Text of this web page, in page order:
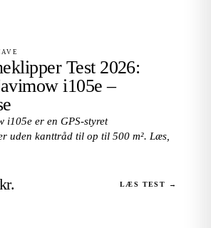
Test 2026:
i105e –
i105e er en GPS-styret
uden kanttråd til op til 500 m². Læs,
LÆS TEST →